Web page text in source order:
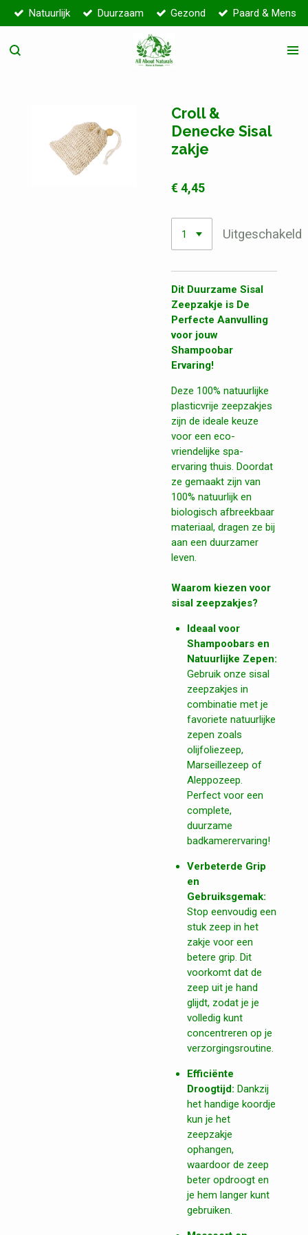
Ga
direct
naar
Natuurlijk Duurzaam Gezond Paard & Mens
Croll &
Denecke Sisal
zakje
€ 4,45
Uitgeschakeld
Dit Duurzame Sisal
Zeepzakje is De
Perfecte Aanvulling
voor jouw
Shampoobar
Ervaring!
Deze 100% natuurlijke
plasticvrije zeepzakjes
zijn de ideale keuze
voor een eco-
vriendelijke spa-
ervaring thuis. Doordat
ze gemaakt zijn van
100% natuurlijk en
biologisch afbreekbaar
materiaal, dragen ze bij
aan een duurzamer
leven.
Waarom kiezen voor
sisal zeepzakjes?
Ideaal voor
Shampoobars en
Natuurlijke Zepen:
Gebruik onze sisal
zeepzakjes in
combinatie met je
favoriete natuurlijke
zepen zoals
olijfoliezeep,
Marseillezeep of
Aleppozeep.
Perfect voor een
complete,
duurzame
badkamerervaring!
Verbeterde Grip
en
Gebruiksgemak:
Stop eenvoudig een
stuk zeep in het
zakje voor een
betere grip. Dit
voorkomt dat de
zeep uit je hand
glijdt, zodat je je
volledig kunt
concentreren op je
verzorgingsroutine.
Efficiënte
Droogtijd: Dankzij
het handige koordje
kun je het
zeepzakje
ophangen,
waardoor de zeep
beter opdroogt en
je hem langer kunt
gebruiken.